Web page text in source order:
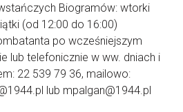
Biogramów: wtorki
(od 12:00 do 16:00)
po wcześniejszym
lub telefonicznie w ww. dniach i
22 539 79 36, mailowo:
lub mpalgan@1944.pl